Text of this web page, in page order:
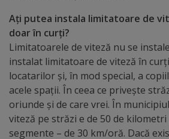
Obiective
turistice
Sculpturi
(harta
sculpturilor)
Monumente
Ați putea instala limitatoare de
doar în curți?
Limitatoarele de viteză nu se
instalat limitatoare de viteză în
locatarilor și, în mod special, a
acele spații. În ceea ce privește
oriunde și de care vrei. În
viteză pe străzi e de 50 de
segmente – de 30 km/oră. Dacă